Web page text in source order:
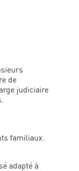
de
judiciaire
familiaux.
adapté à